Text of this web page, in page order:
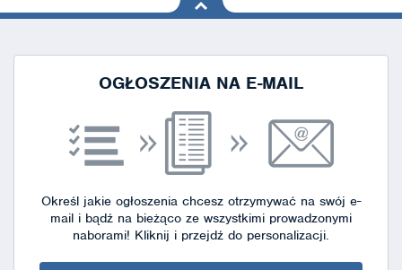
na górę
OGŁOSZENIA NA E-MAIL
Określ jakie ogłoszenia chcesz otrzymywać na swój e-
mail i bądź na bieżąco ze wszystkimi prowadzonymi
naborami! Kliknij i przejdź do personalizacji.